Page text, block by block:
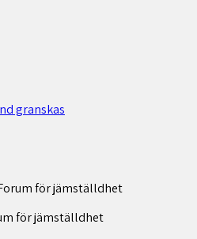
granskas​
för jämställdhet